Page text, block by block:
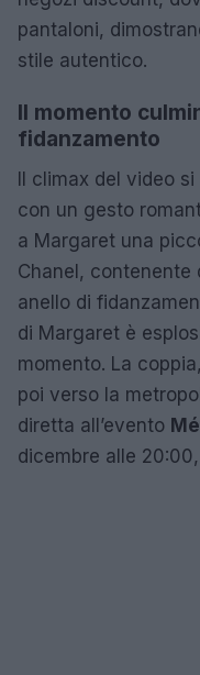
pantaloni,
stile autentico.
Il momento
fidanzamento
Il climax del video
con un gesto
a Margaret una
Chanel, contenente
anello di
di Margaret è
momento. La
poi verso la
diretta all’evento
dicembre alle